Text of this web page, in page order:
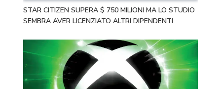
STAR CITIZEN SUPERA $ 750 MILIONI MA LO STUDIO
SEMBRA AVER LICENZIATO ALTRI DIPENDENTI